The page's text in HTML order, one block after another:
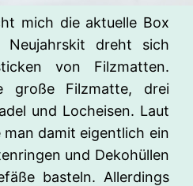
mich die aktuelle Box
dreht sich
von Filzmatten.
große Filzmatte, drei
und Locheisen. Laut
damit eigentlich ein
und Dekohüllen
basteln. Allerdings